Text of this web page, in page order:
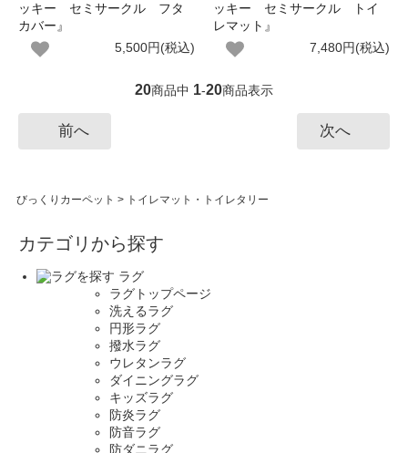
ッキー セミサークル フタ
カバー』
5,500円(税込)
ッキー セミサークル トイ
レマット』
7,480円(税込)
20商品中 1-20商品表示
前へ 次へ
びっくりカーペット > トイレマット・トイレタリー
カテゴリから探す
ラグ
ラグトップページ
洗えるラグ
円形ラグ
撥水ラグ
ウレタンラグ
ダイニングラグ
キッズラグ
防炎ラグ
防音ラグ
防ダニラグ